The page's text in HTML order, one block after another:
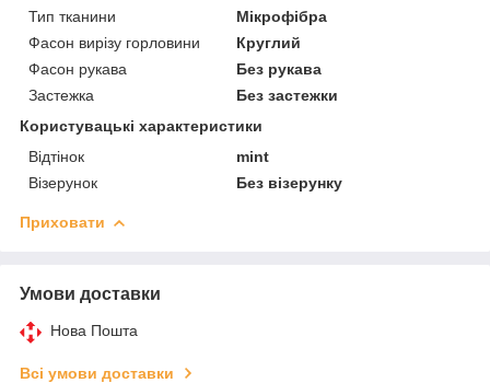
Тип тканини
Мікрофібра
Фасон вирізу горловини
Круглий
Фасон рукава
Без рукава
Застежка
Без застежки
Користувацькі характеристики
Відтінок
mint
Візерунок
Без візерунку
Приховати
Умови доставки
Нова Пошта
Всі умови доставки